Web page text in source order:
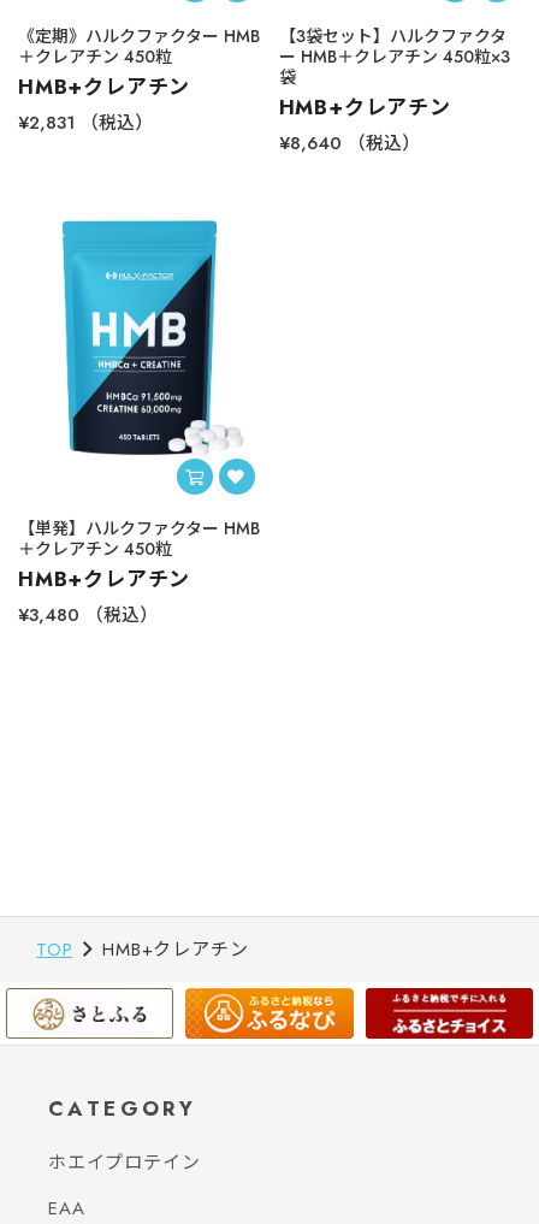
《定期》ハルクファクター HMB
＋クレアチン 450粒
HMB+クレアチン
¥2,831 （税込）
【3袋セット】ハルクファクタ
ー HMB＋クレアチン 450粒×3
袋
HMB+クレアチン
¥8,640 （税込）
【単発】ハルクファクター HMB
＋クレアチン 450粒
HMB+クレアチン
¥3,480 （税込）
TOP HMB+クレアチン
CATEGORY
ホエイプロテイン
EAA